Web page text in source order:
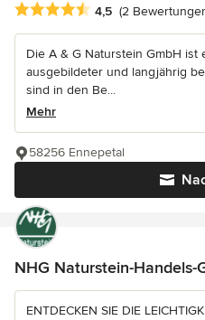
Durchschnittliche Bewertung:
4,5 (2
Die A & G Naturstein GmbH ist
ausgebildeter und langjährig
sind in den Be...
Mehr
58256 Ennepetal
NHG Naturstein-Handels-
ENTDECKEN SIE DIE